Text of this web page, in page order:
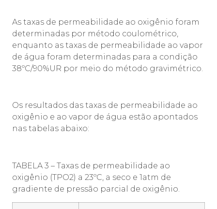
As taxas de permeabilidade ao oxigênio foram
determinadas por método coulométrico,
enquanto as taxas de permeabilidade ao vapor
de água foram determinadas para a condição
38ºC/90%UR por meio do método gravimétrico.
Os resultados das taxas de permeabilidade ao
oxigênio e ao vapor de água estão apontados
nas tabelas abaixo:
TABELA 3 – Taxas de permeabilidade ao
oxigênio (TPO2) a 23ºC, a seco e 1atm de
gradiente de pressão parcial de oxigênio.